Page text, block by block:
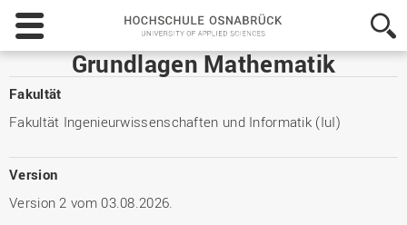
Hochschule
Osnabrück
-
University
Sciences
Grundlagen Mathematik
Fakultät
Fakultät Ingenieurwissenschaften und Informatik (IuI)
Version
Version 2 vom 03.08.2026.